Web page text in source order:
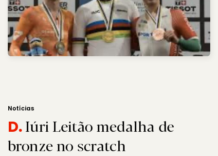
Notícias
D.Iúri Leitão medalha de
bronze no scratch